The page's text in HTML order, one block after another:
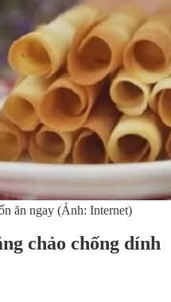
ăn ngay (Ảnh: Internet)
chảo chống dính